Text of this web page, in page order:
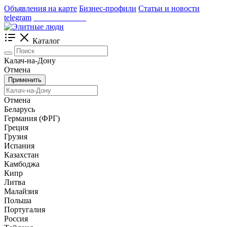
Объявления на карте Бизнес-профили Статьи и новости
telegram
Каталог
Калач-на-Дону
Отмена
Применить
Отмена
Беларусь
Германия (ФРГ)
Греция
Грузия
Испания
Казахстан
Камбоджа
Кипр
Литва
Малайзия
Польша
Португалия
Россия